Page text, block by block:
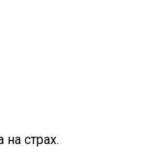
страх.